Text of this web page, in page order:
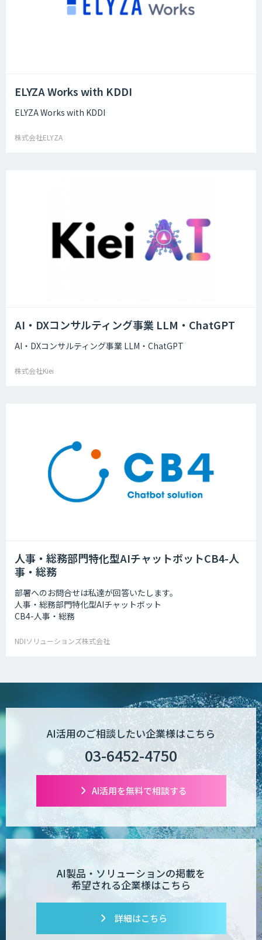
ELYZA Works with KDDI
ELYZA Works with KDDI
株式会社ELYZA
AI・DXコンサルティング事業 LLM・ChatGPT
AI・DXコンサルティング事業 LLM・ChatGPT
株式会社Kiei
人事・総務部門特化型AIチャットボットCB4-人
事・総務
部署へのお問合せは私達が回答いたします。
人事・総務部門特化型AIチャットボット
CB4-人事・総務
NDIソリューションズ株式会社
AI活用のご相談したい企業様はこちら
03-6452-4750
AI活用を無料で相談する
AI製品・ソリューションの掲載を
希望される企業様はこちら
詳細はこちら